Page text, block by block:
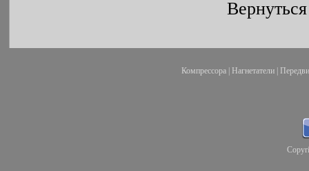
Компрессора Нагнетатели